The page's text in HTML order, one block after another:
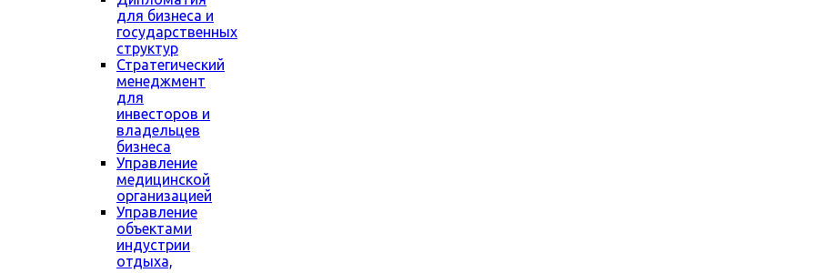
для бизнеса и
государственных
структур
Стратегический
менеджмент
для
инвесторов и
владельцев
бизнеса
Управление
медицинской
организацией
Управление
объектами
индустрии
отдыха,